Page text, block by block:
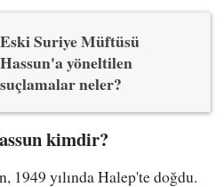
Eski Suriye Müftüsü
Hassun'a yöneltilen
suçlamalar neler?
kimdir?
1949 yılında Halep'te doğdu.